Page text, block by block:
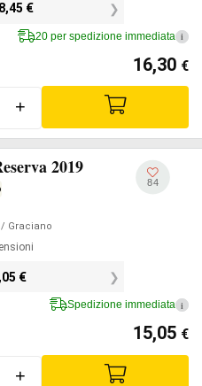
€
20 per spedizione immediata i
16,30 €
+
2019
/ Graciano
€
84
Spedizione immediata i
15,05 €
+